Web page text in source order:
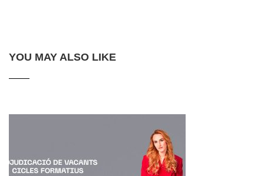
YOU MAY ALSO LIKE